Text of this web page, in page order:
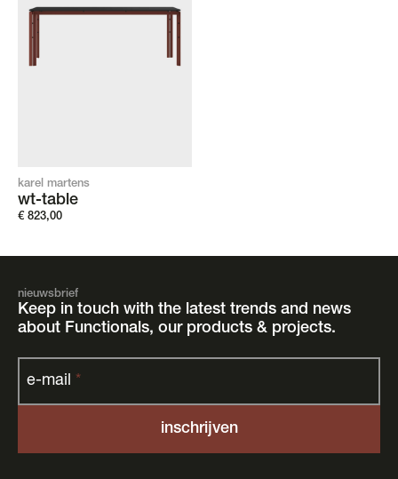
karel martens
wt-table
€ 823,00
nieuwsbrief
Keep in touch with the latest trends and news
about Functionals, our products & projects.
e-mail *